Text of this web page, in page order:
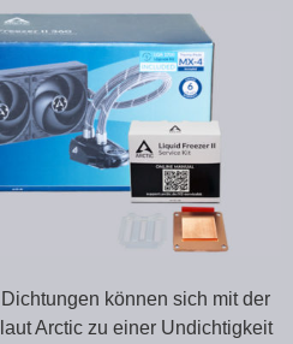
können sich mit der
Arctic zu einer Undichtigkeit